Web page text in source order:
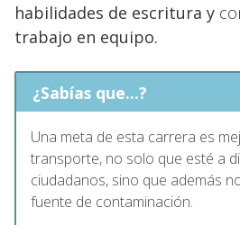
habilidades de escritura y
trabajo en equipo.
¿Sabías que...?
Una meta de esta carrera es
transporte, no solo que esté a
ciudadanos, sino que además
fuente de contaminación.